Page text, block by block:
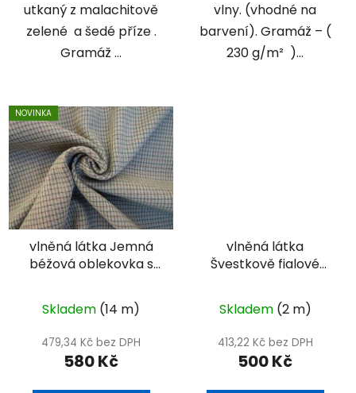
utkaný z malachitově
zelené a šedé příze .
Gramáž ...
vlny. (vhodné na
barvení). Gramáž – (
230 g/m² )...
NOVINKA
vlněná látka Jemná
béžová oblekovka s
dvoulícní
Skladem (14 m)
479,34 Kč bez DPH
580 Kč
vlněná látka
Švestkově fialové
Skladem (2 m)
413,22 Kč bez DPH
500 Kč